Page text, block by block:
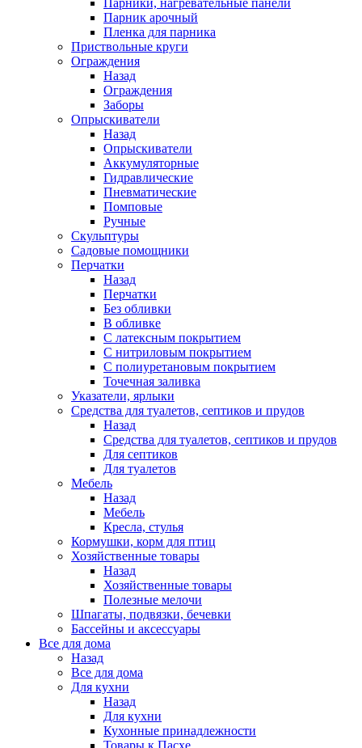
Парники, нагревательные панели
Парник арочный
Пленка для парника
Приствольные круги
Ограждения
Назад
Ограждения
Заборы
Опрыскиватели
Назад
Опрыскиватели
Аккумуляторные
Гидравлические
Пневматические
Помповые
Ручные
Скульптуры
Садовые помощники
Перчатки
Назад
Перчатки
Без обливки
В обливке
С латексным покрытием
С нитриловым покрытием
С полиуретановым покрытием
Точечная заливка
Указатели, ярлыки
Средства для туалетов, септиков и прудов
Назад
Средства для туалетов, септиков и прудов
Для септиков
Для туалетов
Мебель
Назад
Мебель
Кресла, стулья
Кормушки, корм для птиц
Хозяйственные товары
Назад
Хозяйственные товары
Полезные мелочи
Шпагаты, подвязки, бечевки
Бассейны и аксессуары
Все для дома
Назад
Все для дома
Для кухни
Назад
Для кухни
Кухонные принадлежности
Товары к Пасхе